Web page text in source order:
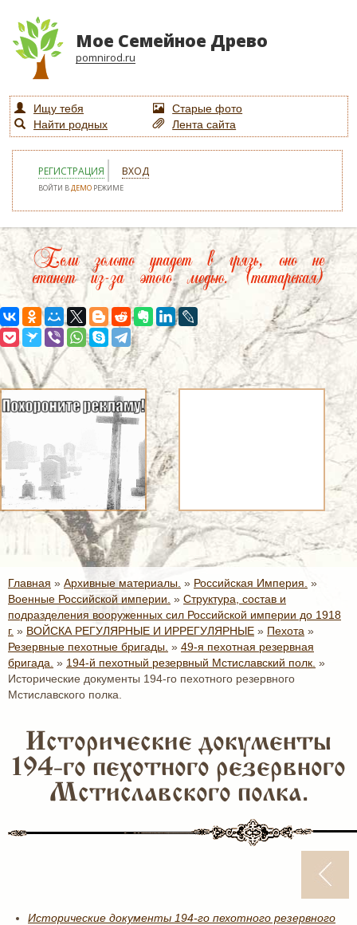
Мое Семейное Древо
pomnirod.ru
Ищу тебя
Старые фото
Найти родных
Лента сайта
РЕГИСТРАЦИЯ ВХОД
ВОЙТИ ВДЕМО РЕЖИМЕ
Если золото упадет в грязь, оно не
станет из-за этого медью. (татарская)
Главная » Архивные материалы. » Российская Империя. »
Военные Российской империи. » Структура, состав и
подразделения вооруженных сил Российской империи до 1918
г. » ВОЙСКА РЕГУЛЯРНЫЕ И ИРРЕГУЛЯРНЫЕ » Пехота »
Резервные пехотные бригады. » 49-я пехотная резервная
бригада. » 194-й пехотный резервный Мстиславский полк. »
Исторические документы 194-го пехотного резервного
Мстиславского полка.
Исторические документы
194-го пехотного резервного
Мстиславского полка.
Исторические документы 194-го пехотного резервного